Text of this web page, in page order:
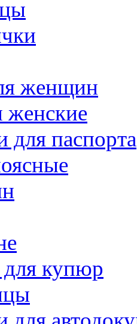
женщин
женские
для паспорта
купюр